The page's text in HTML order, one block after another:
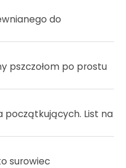
do
pszczołom po prostu
początkujących. List na
surowiec